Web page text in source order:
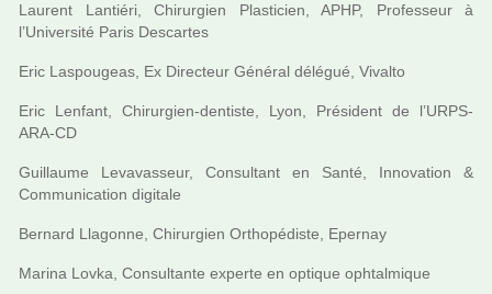
Laurent Lantiéri, Chirurgien Plasticien, APHP, Professeur à
l’Université Paris Descartes
Eric Laspougeas, Ex Directeur Général délé­gué, Vivalto
Eric Lenfant, Chirurgien-den­tiste, Lyon, Président de l’URPS-
ARA-CD
Guillaume Levavasseur, Consultant en Santé, Innovation &
Communication digi­tale
Bernard Llagonne, Chirurgien Orthopédiste, Epernay
Marina Lovka, Consultante experte en opti­que oph­tal­mi­que